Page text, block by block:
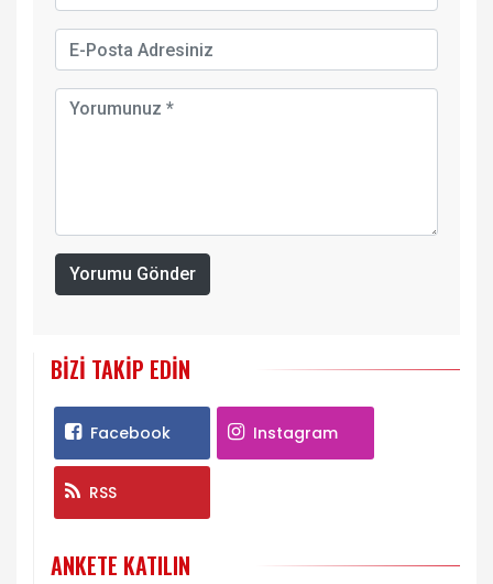
Yorumu Gönder
BIZI TAKIP EDIN
Facebook Instagram
RSS
ANKETE KATILIN